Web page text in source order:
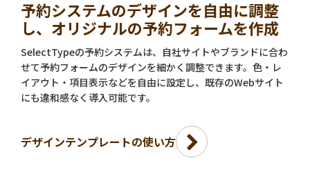
予約システムのデザインを自由に調整
し、オリジナルの予約フォームを作成
SelectTypeの予約システムは、自社サイトやブランドに合わ
せて予約フォームのデザインを細かく調整できます。色・レ
イアウト・項目表示などを自由に設定し、既存のWebサイト
にも違和感なく導入可能です。
デザインテンプレートの使い方